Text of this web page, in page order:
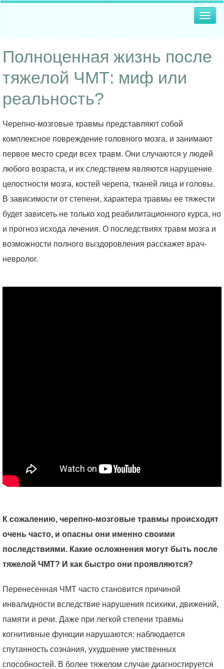
Полноценная жизнь после
тяжелой ЧМТ: миф или
реальность?
Черепно-мозговые травмы представляют собой
комплексное повреждение головного мозга, и занимают
первое место среди всех травм. Они случаются у людей
любого возраста, и их следствием являются нарушение
целостности мозга, костей черепа, тканей лица и головы.
В зависимости от степени, характера травмы ее тяжести
будет зависеть не только ход реабилитационного курса, но
и прогноз исхода лечения. О последствиях травм мозга и
возможности полного выздоровления расскажет врач-
невролог.
К сожалению, черепно-мозговые травмы происходят
очень часто, и опасны они именно своими
последствиями. Какие осложнения могут быть после
тяжелой ЧМТ? И как быстро они проявляются?
Перенесенная ЧМТ часто становится причиной
инвалидности вследствие нарушения психики, движений,
памяти и речи. Даже при легкой степени травмы
когнитивные функции нарушаются: наблюдается
спутанность сознания, ухудшение умственных
способностей. В более тяжелом случае диагностируется